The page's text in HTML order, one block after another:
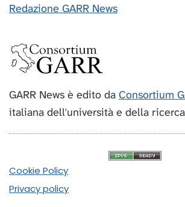
Redazione GARR News
GARR News è edito da Consortium
italiana dell'università e della ricerca
Cookie Policy
Privacy policy